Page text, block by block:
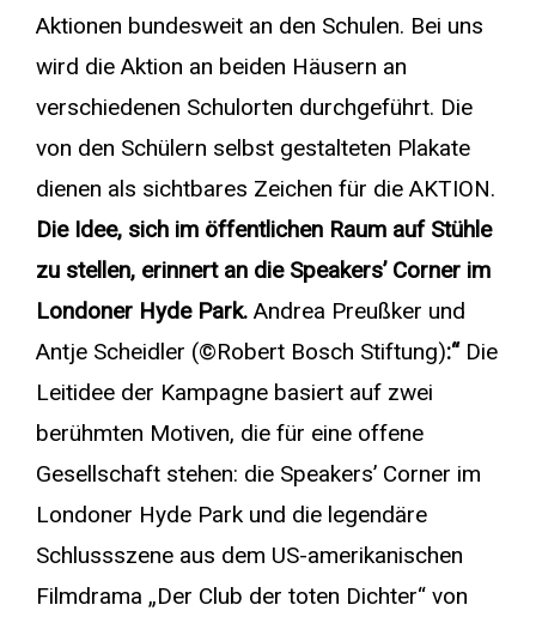
Aktionen bundesweit an den Schulen. Bei uns
wird die Aktion an beiden Häusern an
verschiedenen Schulorten durchgeführt. Die
von den Schülern selbst gestalteten Plakate
dienen als sichtbares Zeichen für die AKTION.
Die Idee, sich im öffentlichen Raum auf Stühle
zu stellen, erinnert an die Speakers’ Corner im
Londoner Hyde Park. Andrea Preußker und
Antje Scheidler (©Robert Bosch Stiftung):“Die
Leitidee der Kampagne basiert auf zwei
berühmten Motiven, die für eine offene
Gesellschaft stehen: die Speakers’ Corner im
Londoner Hyde Park und die legendäre
Schlussszene aus dem US-amerikanischen
Filmdrama „Der Club der toten Dichter“ von